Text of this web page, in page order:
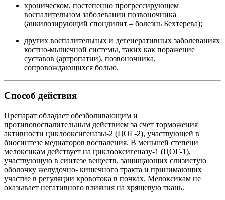
хроническом, постепенно прогрессирующем
воспалительном заболевании позвоночника
(анкилозирующий спондилит ‒ болезнь Бехтерева);
других воспалительных и дегенеративных заболеваниях
костно-мышечной системы, таких как поражение
суставов (артропатии), позвоночника,
сопровождающихся болью.
Способ действия
Препарат обладает обезболивающим и
противовоспалительным действием за счет торможения
активности циклооксигеназы-2 (ЦОГ-2), участвующей в
биосинтезе медиаторов воспаления. В меньшей степени
мелоксикам действует на циклооксигеназу-1 (ЦОГ-1),
участвующую в синтезе веществ, защищающих слизистую
оболочку желудочно- кишечного тракта и принимающих
участие в регуляции кровотока в почках. Мелоксикам не
оказывает негативного влияния на хрящевую ткань.